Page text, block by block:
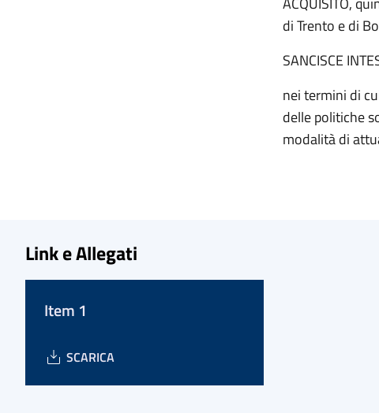
di Trento e di
SANCISCE
nei termini di
delle politiche
modalità di
Link e Allegati
Item 1
SCARICA